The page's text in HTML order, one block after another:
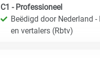
C1 - Professioneel
Beëdigd door Nederland
en vertalers (Rbtv)